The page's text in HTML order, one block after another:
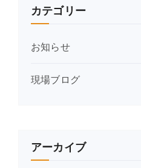
カテゴリー
お知らせ
現場ブログ
アーカイブ